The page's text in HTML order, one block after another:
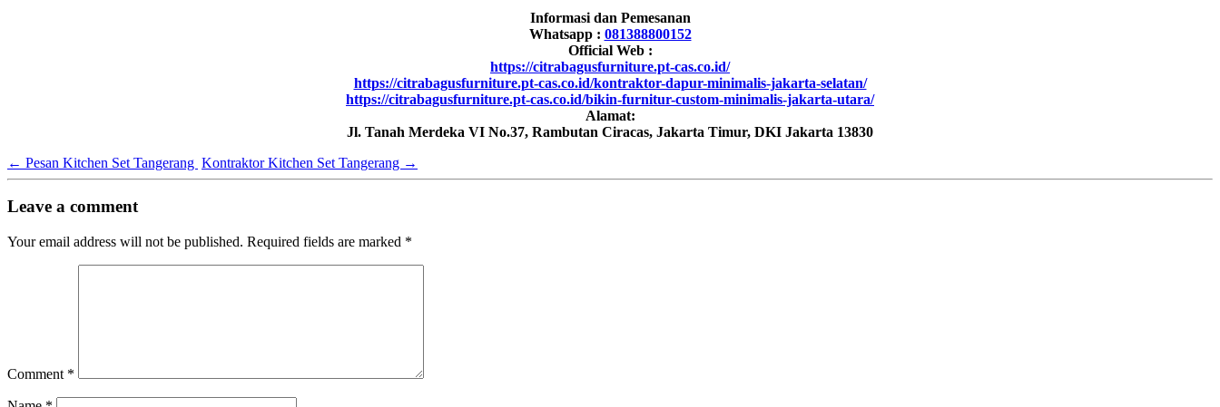
Informasi dan Pemesanan
Whatsapp : 081388800152
Official Web :
https://citrabagusfurniture.pt-cas.co.id/
https://citrabagusfurniture.pt-cas.co.id/kontraktor-dapur-minimalis-jakarta-selatan/
https://citrabagusfurniture.pt-cas.co.id/bikin-furnitur-custom-minimalis-jakarta-utara/
Alamat:
Jl. Tanah Merdeka VI No.37, Rambutan Ciracas, Jakarta Timur, DKI Jakarta 13830
← Pesan Kitchen Set Tangerang Kontraktor Kitchen Set Tangerang →
Leave a comment
Your email address will not be published. Required fields are marked *
Comment *